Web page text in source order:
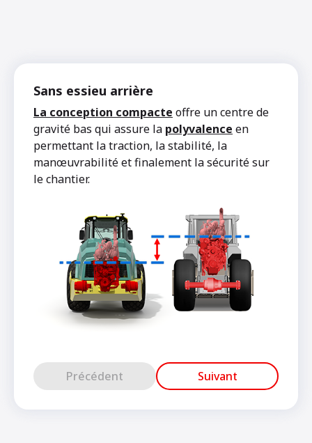
Sans essieu arrière
La conception compacte offre un centre de
gravité bas qui assure la polyvalence en
permettant la traction, la stabilité, la
manœuvrabilité et finalement la sécurité sur
le chantier.
Précédent Suivant